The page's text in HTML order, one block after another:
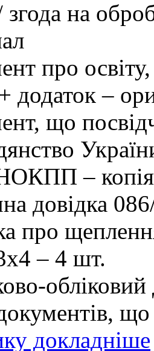
згода на
про освіту,
додаток –
що
– копія
довідка
про
– 4 шт.
докладніше